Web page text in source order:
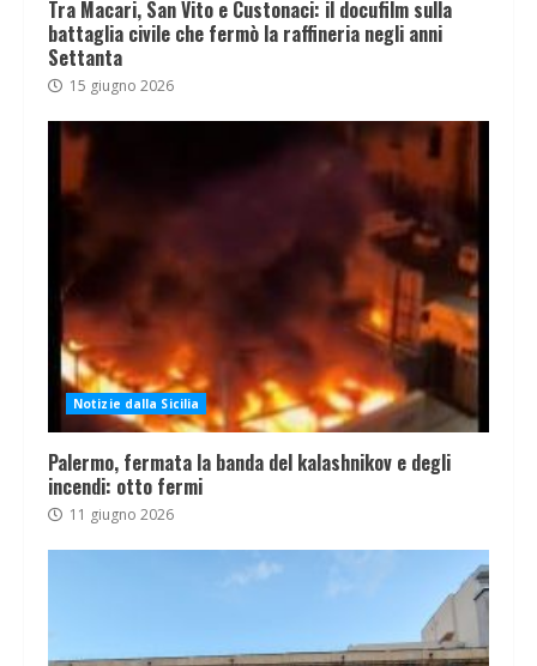
Tra Macari, San Vito e Custonaci: il docufilm sulla
battaglia civile che fermò la raffineria negli anni
Settanta
15 giugno 2026
Notizie dalla Sicilia
Palermo, fermata la banda del kalashnikov e degli
incendi: otto fermi
11 giugno 2026